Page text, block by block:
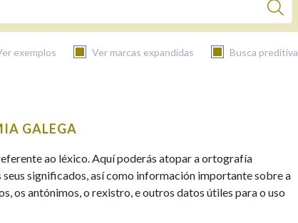
exemplos Ver marcas expandidas Busca preditiva
Nos exemplos
GALEGA
ao léxico. Aquí poderás atopar a ortografía
significados, así como información importante sobre a
os antónimos, o rexistro, e outros datos útiles para o uso